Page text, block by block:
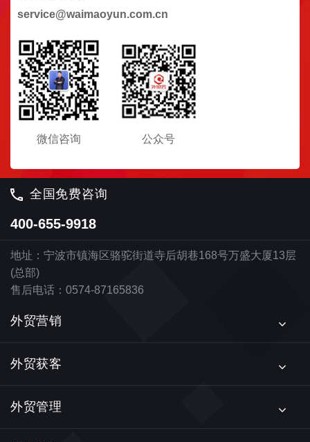
service@waimaoyun.com.cn
微信咨询 公众号
全国免费咨询
400-655-9918
地址：宁波市镇海区骆驼街道寺后胡巷168号万盛大厦13层
(总部)
售后电话：0574-87165836
外贸营销
外贸获客
外贸管理